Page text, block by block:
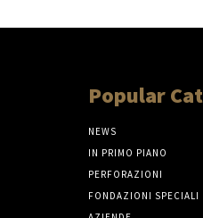
Popular
NEWS
IN PRIMO PIANO
PERFORAZIONI
FONDAZIONI SPECIALI